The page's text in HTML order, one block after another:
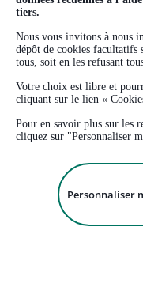
Informations pratiques
Application mobile
Informations sécurité
Cas de déblocage
Contactez-nous
tiers.
Nous vous invitons à nous
dépôt de cookies facultatifs
tous, soit en les refusant
Votre choix est libre et
cliquant sur le lien «
Pour en savoir plus sur les
cliquez sur "Personnaliser
Personnaliser